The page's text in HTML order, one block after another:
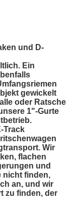
und D-
Ein
gewickelt
oder Ratsche
1"-Gurte
Track
Wir
flachen
und
nicht finden,
an, und wir
zu finden, der